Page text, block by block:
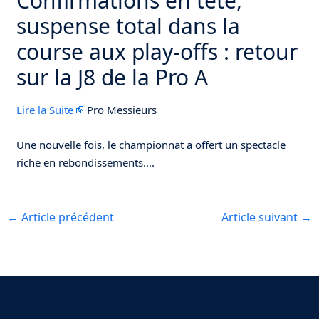
suspense total dans la
course aux play-offs : retour
sur la J8 de la Pro A
Lire la Suite Pro Messieurs
Une nouvelle fois, le championnat a offert un spectacle
riche en rebondissements….
← Article précédent Article suivant →